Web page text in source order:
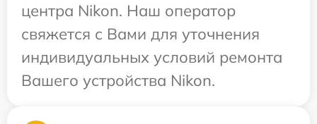
центра Nikon. Наш оператор
свяжется с Вами для уточнения
индивидуальных условий ремонта
Вашего устройства Nikon.